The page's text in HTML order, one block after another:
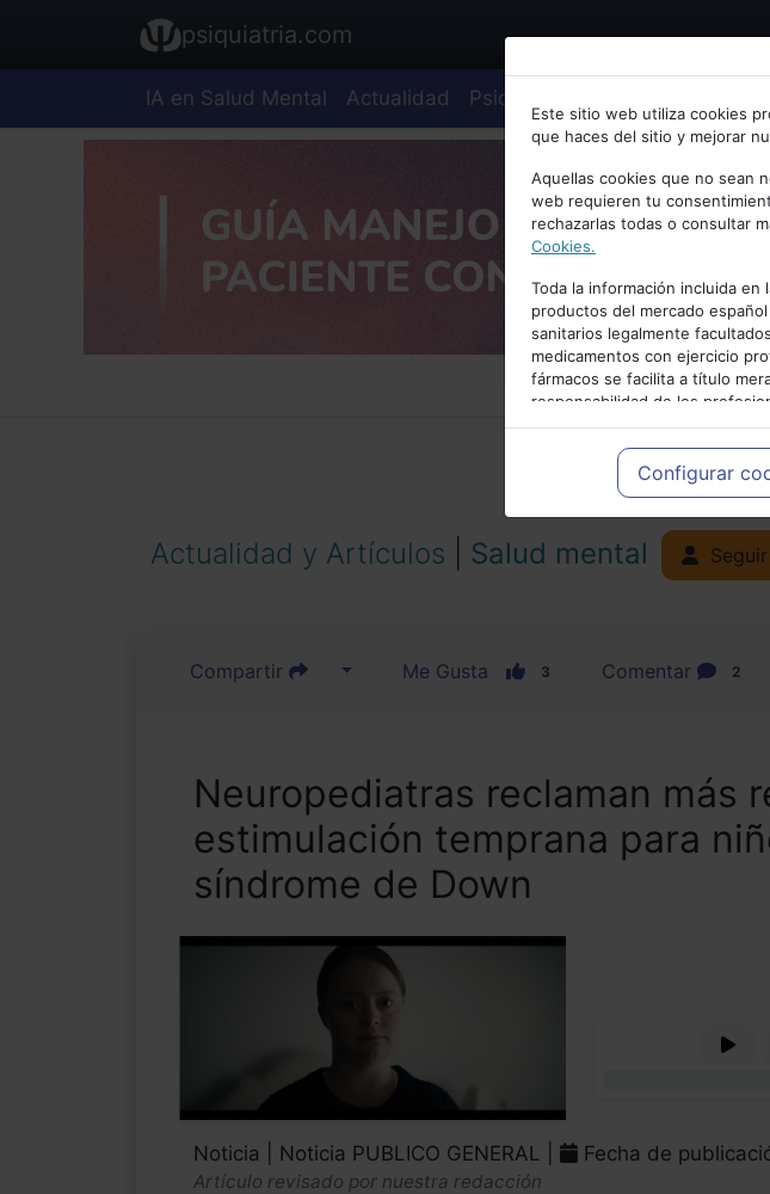
Bienvenid@ a
Escribe tu Email
Accede o regístrate con tu
psiquiatria.com
IA en Salud Mental Actualidad Psiquiatría
Este sitio web utiliza cookies
que haces del sitio y mejorar
Aquellas cookies que no sean
web requieren tu
rechazarlas todas o consultar
Cookies.
Toda la información incluida en
productos del mercado
sanitarios legalmente
medicamentos con ejercicio
fármacos se facilita a título
responsabilidad de los
medicamentos y decidir, en
adecuado a las necesidades del
Configurar
Actualidad y Artículos Salud mental Seguir
Compartir Me Gusta 3 Comentar 2
Neuropediatras reclaman más
estimulación temprana para
síndrome de Down
Noticia | Noticia PUBLICO GENERAL | Fecha de
Artículo revisado por nuestra redacción